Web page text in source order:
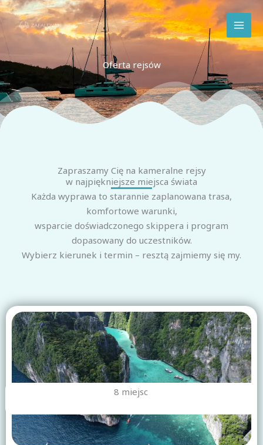
Przejdź
do
treści
Oferta rejsów
Zapraszamy Cię na kameralne rejsy
w najpiękniejsze miejsca świata
Każda wyprawa to starannie zaplanowana trasa,
komfortowe warunki,
wsparcie doświadczonego skippera i program
dopasowany do uczestników.
Wybierz kierunek i termin – resztą zajmiemy się my.
8 miejsc